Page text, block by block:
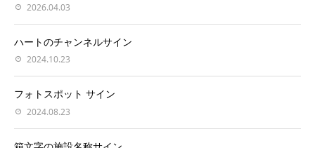
2026.04.03
ハートのチャンネルサイン
2024.10.23
フォトスポット サイン
2024.08.23